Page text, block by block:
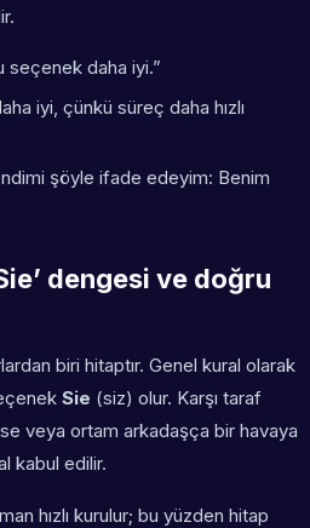
seçenek daha iyi.”
iyi, çünkü süreç daha hızlı
şöyle ifade edeyim: Benim
dengesi ve doğru
biri hitaptır. Genel kural olarak
Sie (siz) olur. Karşı taraf
veya ortam arkadaşça bir havaya
kabul edilir.
hızlı kurulur; bu yüzden hitap